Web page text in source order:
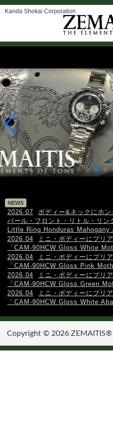
Kanda Shokai Corporation
NEWS
2026.07
ボディー&ネックにホ
パール・フロント・リトル・リ
Little Ring Honduras Mahogany
2026.04
ミニ・ボディーにプリ
「CAM-90HCW Gloss White
2026.04
ミニ・ボディーにプリ
「CAM-90HCW Gloss Pink
2026.04
ミニ・ボディーにプリ
「CAM-90HCW Gloss Green
2026.04
ミニ・ボディーにプリ
「CAM-90HCW Gloss White
Copyright © 2026 ZEMAITIS®